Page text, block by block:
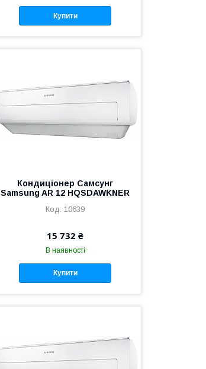
Купити
Кондиціонер Самсунг
Samsung AR 12 HQSDAWKNER
10639
15 732 ₴
В наявності
Купити